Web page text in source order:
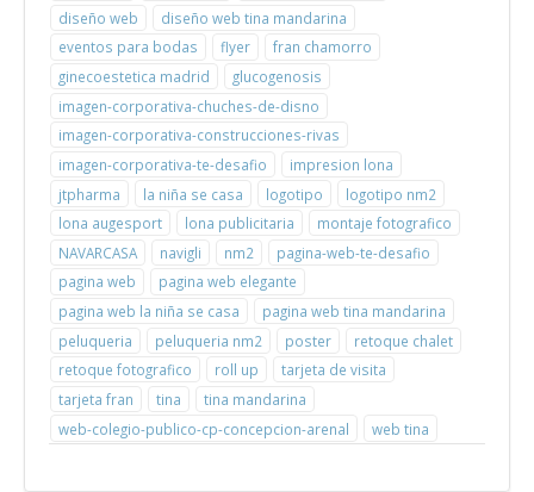
diseño web
diseño web tina mandarina
eventos para bodas
flyer
fran chamorro
ginecoestetica madrid
glucogenosis
imagen-corporativa-chuches-de-disno
imagen-corporativa-construcciones-rivas
imagen-corporativa-te-desafio
impresion lona
jtpharma
la niña se casa logotipo
logotipo nm2
lona augesport
lona publicitaria
montaje fotografico
NAVARCASA
navigli nm2
pagina-web-te-desafio
pagina web
pagina web elegante
pagina web la niña se casa
pagina web tina mandarina
peluqueria
peluqueria nm2 poster
retoque chalet
retoque fotografico
roll up
tarjeta de visita
tarjeta fran
tina
tina mandarina
web-colegio-publico-cp-concepcion-arenal
web tina